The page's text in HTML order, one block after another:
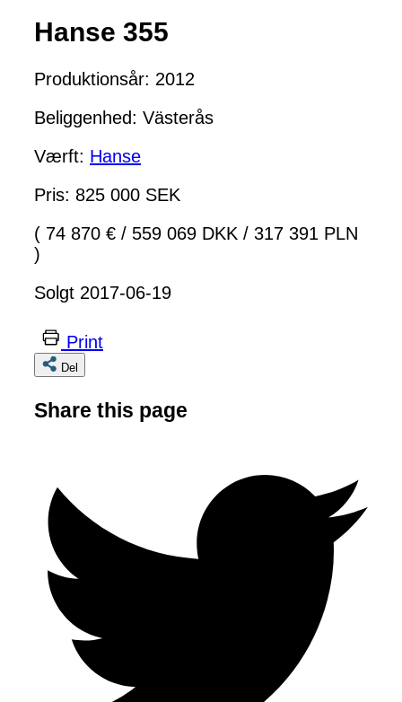
Hanse 355
Produktionsår: 2012
Beliggenhed: Västerås
Værft: Hanse
Pris: 825 000 SEK
( 74 870 € / 559 069 DKK / 317 391 PLN
)
Solgt 2017-06-19
Print
Del
Share this page